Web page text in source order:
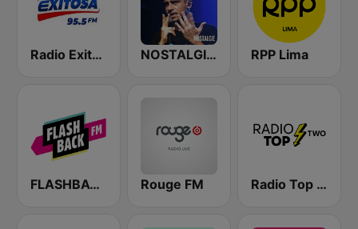
Radio Exitosa NOSTALGIE ITALIA RPP Lima
FLASHBACK FM Rouge FM Radio Top Two